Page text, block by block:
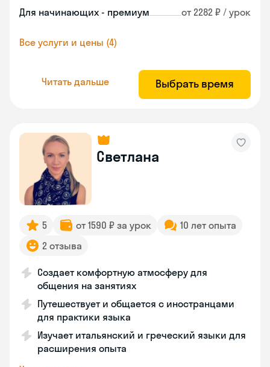
Для начинающих - премиум от 2282 ₽ / урок
Все услуги и цены (4)
Читать дальше Выбрать время
Светлана
5 от 1590 ₽ за урок
10 лет опыта
2 отзыва
Создает комфортную атмосферу для
общения на занятиях
Путешествует и общается с иностранцами
для практики языка
Изучает итальянский и греческий языки для
расширения опыта